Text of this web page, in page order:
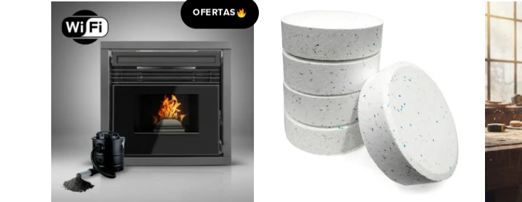
OFERTAS
era:
USD 2.095,00.
El
precio
actual
es:
USD 1.990,25.